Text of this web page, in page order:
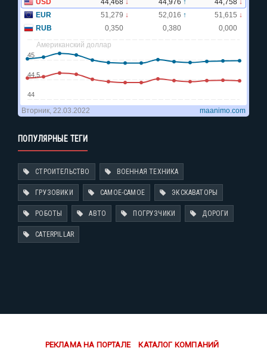
ПОПУЛЯРНЫЕ ТЕГИ
СТРОИТЕЛЬСТВО ВОЕННАЯ ТЕХНИКА
ГРУЗОВИКИ САМОЕ-САМОЕ ЭКСКАВАТОРЫ
РОБОТЫ АВТО ПОГРУЗЧИКИ ДОРОГИ
CATERPILLAR
РЕКЛАМА НА ПОРТАЛЕ КАТАЛОГ КОМПАНИЙ